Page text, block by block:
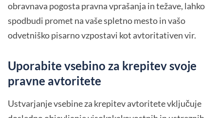
obravnava pogosta pravna vprašanja in težave, lahko
spodbudi promet na vaše spletno mesto in vašo
odvetniško pisarno vzpostavi kot avtoritativen vir.
Uporabite vsebino za krepitev svoje
pravne avtoritete
Ustvarjanje vsebine za krepitev avtoritete vključuje